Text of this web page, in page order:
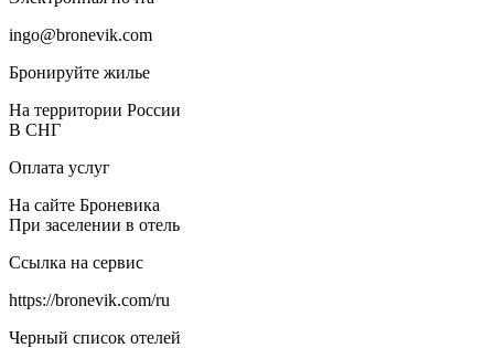
ingo@bronevik.com
Бронируйте жилье
На территории России
В СНГ
Оплата услуг
На сайте Броневика
При заселении в отель
Ссылка на сервис
https://bronevik.com/ru
Черный список отелей